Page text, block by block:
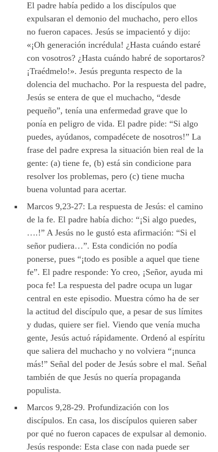
El padre había pedido a los discípulos que
expulsaran el demonio del muchacho, pero ellos
no fueron capaces. Jesús se impacientó y dijo:
«¡Oh generación incrédula! ¿Hasta cuándo estaré
con vosotros? ¿Hasta cuándo habré de soportaros?
¡Traédmelo!». Jesús pregunta respecto de la
dolencia del muchacho. Por la respuesta del padre,
Jesús se entera de que el muchacho, “desde
pequeño”, tenía una enfermedad grave que lo
ponía en peligro de vida. El padre pide: “Si algo
puedes, ayúdanos, compadécete de nosotros!” La
frase del padre expresa la situación bien real de la
gente: (a) tiene fe, (b) está sin condicione para
resolver los problemas, pero (c) tiene mucha
buena voluntad para acertar.
Marcos 9,23-27: La respuesta de Jesús: el camino
de la fe. El padre había dicho: “¡Si algo puedes,
….!” A Jesús no le gustó esta afirmación: “Si el
señor pudiera…”. Esta condición no podía
ponerse, pues “¡todo es posible a aquel que tiene
fe”. El padre responde: Yo creo, ¡Señor, ayuda mi
poca fe! La respuesta del padre ocupa un lugar
central en este episodio. Muestra cómo ha de ser
la actitud del discípulo que, a pesar de sus límites
y dudas, quiere ser fiel. Viendo que venía mucha
gente, Jesús actuó rápidamente. Ordenó al espíritu
que saliera del muchacho y no volviera “¡nunca
más!” Señal del poder de Jesús sobre el mal. Señal
también de que Jesús no quería propaganda
populista.
Marcos 9,28-29. Profundización con los
discípulos. En casa, los discípulos quieren saber
por qué no fueron capaces de expulsar al demonio.
Jesús responde: Esta clase con nada puede ser